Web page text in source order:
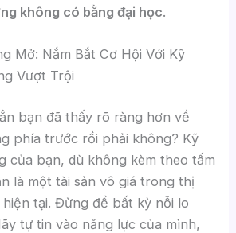
không có bằng đại học.
Mở: Nắm Bắt Cơ Hội Với Kỹ
Vượt Trội
bạn đã thấy rõ ràng hơn về
phía trước rồi phải không? Kỹ
của bạn, dù không kèm theo tấm
là một tài sản vô giá trong thị
tại. Đừng để bất kỳ nỗi lo
tự tin vào năng lực của mình,